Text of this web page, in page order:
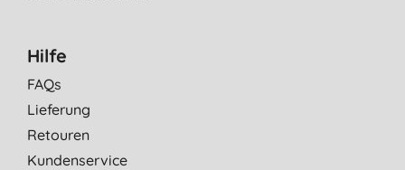
Hilfe
FAQs
Lieferung
Retouren
Kundenservice